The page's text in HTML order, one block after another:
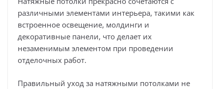
различными элементами интерьера, такими как
встроенное освещение, молдинги и
декоративные панели, что делает их
незаменимым элементом при проведении
отделочных работ.
Правильный уход за натяжными потолками не